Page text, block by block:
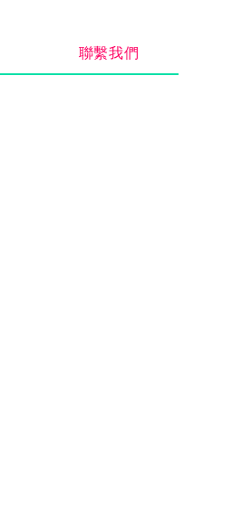
聯繫我們